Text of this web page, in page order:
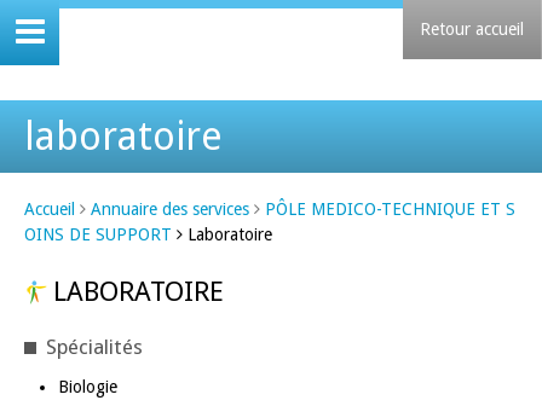
Retour accueil
laboratoire
Accueil Annuaire des services
PÔLE MEDICO-TECHNIQUE ET S
OINS DE SUPPORT
Laboratoire
LABORATOIRE
Spécialités
Biologie